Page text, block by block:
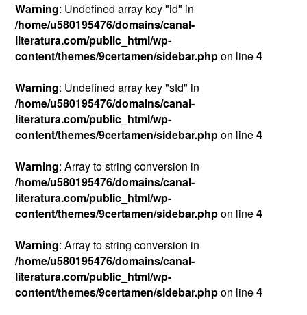
Warning: Undefined array key "id" in
/home/u580195476/domains/canal-
literatura.com/public_html/wp-
content/themes/9certamen/sidebar.phpon line4
Warning: Undefined array key "std" in
/home/u580195476/domains/canal-
literatura.com/public_html/wp-
content/themes/9certamen/sidebar.phpon line4
Warning: Array to string conversion in
/home/u580195476/domains/canal-
literatura.com/public_html/wp-
content/themes/9certamen/sidebar.phpon line4
Warning: Array to string conversion in
/home/u580195476/domains/canal-
literatura.com/public_html/wp-
content/themes/9certamen/sidebar.phpon line4